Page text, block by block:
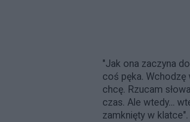
"Jak ona zaczyna
coś pęka. Wchodzę
chcę. Rzucam
czas. Ale wtedy…
zamknięty w klatce".